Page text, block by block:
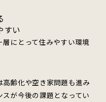
すい
にとって住みやすい環境
齢化や空き家問題も進み
が今後の課題となってい